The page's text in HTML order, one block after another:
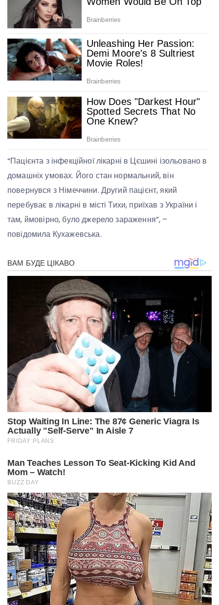
“Пацієнта з інфекційної лікарні в Цєшині ізольовано в
домашніх умовах. Його стан нормальний, він
повернувся з Німеччини. Другий пацієнт, який
перебуває в лікарні в місті Тихи, приїхав з України і
там, ймовірно, було джерело зараження”, –
повідомила Кухажевська.